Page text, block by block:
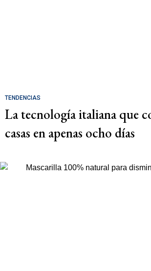
TENDENCIAS
La tecnología italiana que
casas en apenas ocho días